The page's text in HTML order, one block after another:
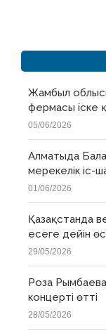
Жамбыл
фермасы іске
05/06/2026
Алматыда
мерекелік іс-
01/06/2026
Қазақстанда
есеге дейін
29/05/2026
Роза
концерті өтті
28/05/2026